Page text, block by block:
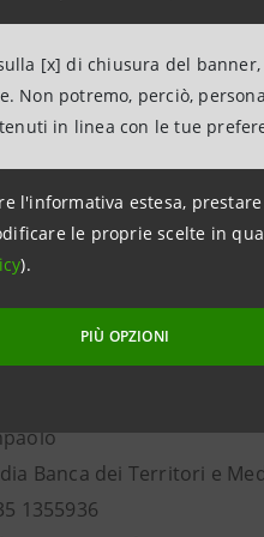
[x] di chiusura del
Non potremo, perciò,
in linea con le tue
l'informativa estesa,
le proprie scelte in
).
PIÙ OPZIONI
7 filiali imprese del
degli imprenditori non
- - - - - - - - - - - - - - - - - - -
dei primi robot da
e sensori che gli
alle necessità dei
ma anche di
ruote e dialoga con
per informare,
Banca dei Territori e
1355936